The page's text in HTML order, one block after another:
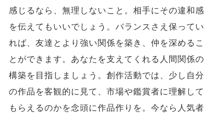
感じるなら、無理しないこと。相手にその違和感
を伝えてもいいでしょう。バランスさえ保ってい
れば、友達とより強い関係を築き、仲を深めるこ
とができます。あなたを支えてくれる人間関係の
構築を目指しましょう。創作活動では、少し自分
の作品を客観的に見て、市場や鑑賞者に理解して
もらえるのかを念頭に作品作りを。今なら人気者